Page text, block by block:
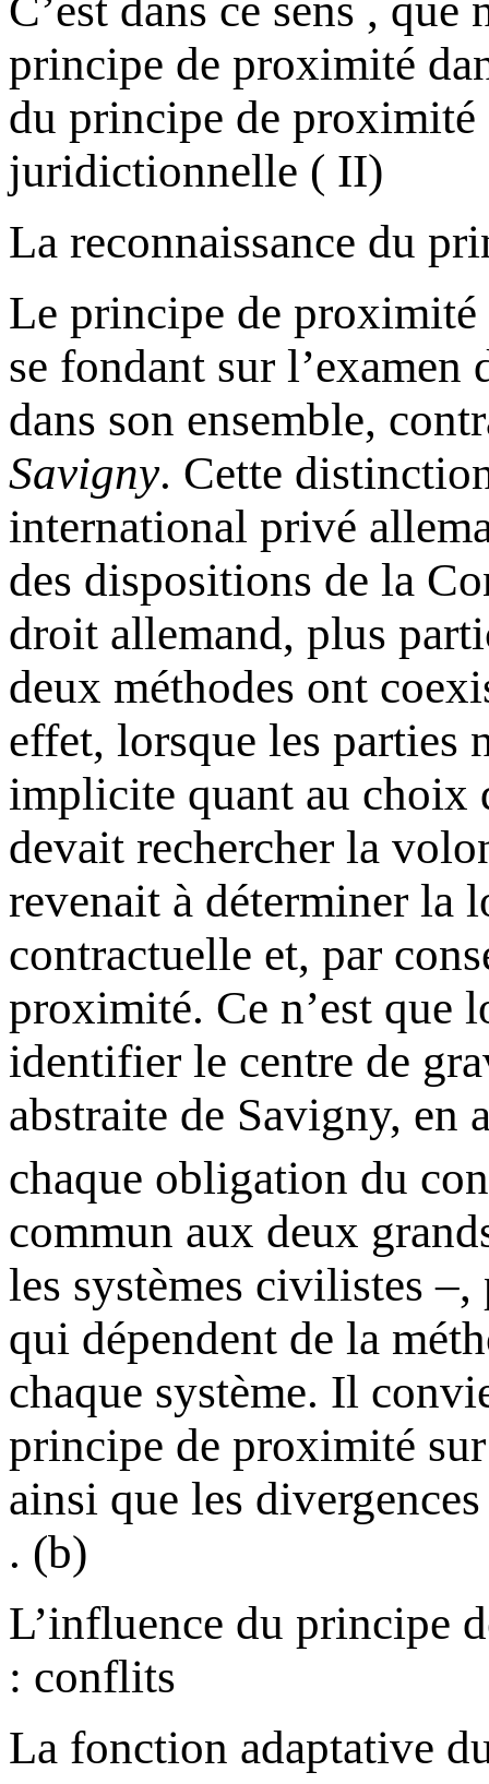
C’est dans ce sens ,
principe de proximité
du principe de proximité
juridictionnelle ( II)
La reconnaissance du
Le principe de proximité
se fondant sur l’examen
dans son ensemble,
Savigny. Cette
international privé
des dispositions de la
droit allemand, plus
deux méthodes ont
effet, lorsque les parties
implicite quant au choix
devait rechercher la
revenait à déterminer la
contractuelle et, par
proximité. Ce n’est que
identifier le centre de
abstraite de Savigny, en
chaque obligation du
commun aux deux
les systèmes civilistes –,
qui dépendent de la
chaque système. Il
principe de proximité
ainsi que les
(b) .
L’influence du principe
conflits :
La fonction adaptative